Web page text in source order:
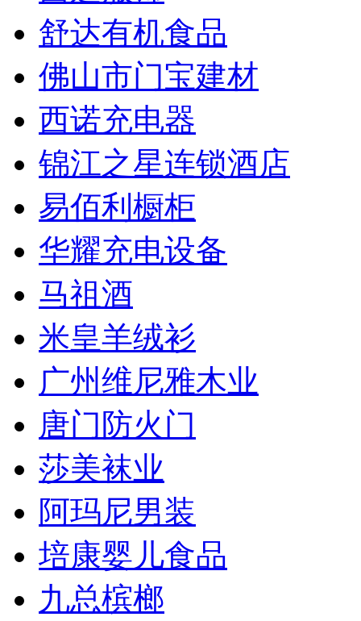
舒达有机食品
佛山市门宝建材
西诺充电器
锦江之星连锁酒店
易佰利橱柜
华耀充电设备
马祖酒
米皇羊绒衫
广州维尼雅木业
唐门防火门
莎美袜业
阿玛尼男装
培康婴儿食品
九总槟榔